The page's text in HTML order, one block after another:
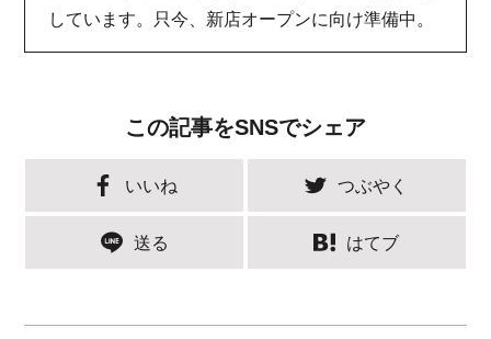
しています。只今、新店オープンに向け準備中。
この記事をSNSでシェア
いいね つぶやく
送る はてブ